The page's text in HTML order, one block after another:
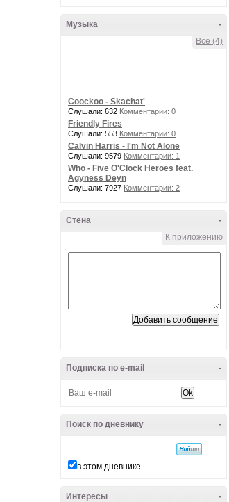
-
Музыка
Все (4)
Coockoo - Skachat'
Слушали: 632 Комментарии: 0
Friendly Fires
Слушали: 553 Комментарии: 0
Calvin Harris - I'm Not Alone
Слушали: 9579 Комментарии: 1
Who - Five O'Clock Heroes feat.
Agyness Deyn
Слушали: 7927 Комментарии: 2
-
Стена
К приложению
-
Подписка по e-mail
-
Поиск по дневнику
в этом дневнике
-
Интересы